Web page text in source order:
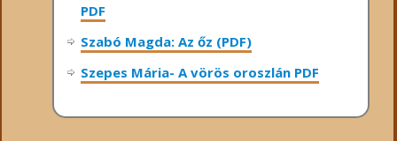
PDF
Szabó Magda: Az őz (PDF)
Szepes Mária- A vörös oroszlán PDF